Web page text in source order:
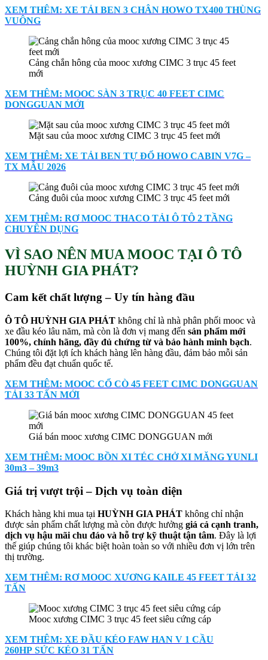
XEM THÊM: XE TẢI BEN 3 CHÂN HOWO TX400 THÙNG
VUÔNG
Cảng chắn hông của mooc xương CIMC 3 trục 45 feet
mới
XEM THÊM: MOOC SÀN 3 TRỤC 40 FEET CIMC
DONGGUAN MỚI
Mặt sau của mooc xương CIMC 3 trục 45 feet mới
XEM THÊM: XE TẢI BEN TỰ ĐỔ HOWO CABIN V7G –
TX MẪU 2026
Cảng đuôi của mooc xương CIMC 3 trục 45 feet mới
XEM THÊM: RƠ MOOC THACO TẢI Ô TÔ 2 TẦNG
CHUYÊN DỤNG
VÌ SAO NÊN MUA MOOC TẠI Ô TÔ
HUỲNH GIA PHÁT?
Cam kết chất lượng – Uy tín hàng đầu
Ô TÔ HUỲNH GIA PHÁT không chỉ là nhà phân phối mooc và
xe đầu kéo lâu năm, mà còn là đơn vị mang đến sản phẩm mới
100%, chính hãng, đầy đủ chứng từ và bảo hành minh bạch.
Chúng tôi đặt lợi ích khách hàng lên hàng đầu, đảm bảo mỗi sản
phẩm đều đạt chuẩn quốc tế.
XEM THÊM: MOOC CỔ CÒ 45 FEET CIMC DONGGUAN
TẢI 33 TẤN MỚI
Giá bán mooc xương CIMC DONGGUAN mới
XEM THÊM: MOOC BỒN XI TÉC CHỞ XI MĂNG YUNLI
30m3 – 39m3
Giá trị vượt trội – Dịch vụ toàn diện
Khách hàng khi mua tại HUỲNH GIA PHÁT không chỉ nhận
được sản phẩm chất lượng mà còn được hưởng giá cả cạnh tranh,
dịch vụ hậu mãi chu đáo và hỗ trợ kỹ thuật tận tâm. Đây là lợi
thế giúp chúng tôi khác biệt hoàn toàn so với nhiều đơn vị lớn trên
thị trường.
XEM THÊM: RƠ MOOC XƯƠNG KAILE 45 FEET TẢI 32
TẤN
Mooc xương CIMC 3 trục 45 feet siêu cứng cáp
XEM THÊM: XE ĐẦU KÉO FAW HAN V 1 CẦU
260HP SỨC KÉO 31 TẤN